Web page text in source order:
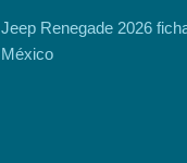
Jeep Renegade 2026
México